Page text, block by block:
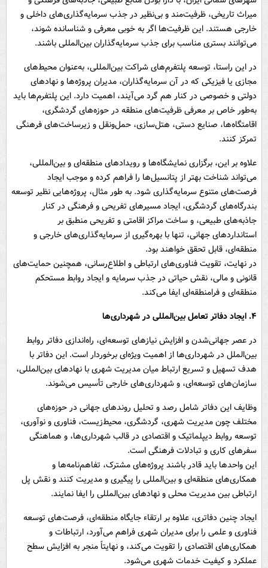
میراث تاریخی، ظرفیت‌مند و بی‌نظیر در جذب سرمایه‌گذاری‌های داخلی و
خارجی هستند. این ظرفیت‌ها اگر به خوبی معرفی و شناسانده شوند،
می‌توانند بستری مناسب برای جذب سرمایه‌گذاران بین‌المللی باشند.
در این راستا، توسعه پلتفرم‌های شراکت بین‌المللی، به‌عنوان محیط‌های
مجازی یا فیزیکی که در آن سرمایه‌گذاران، مدیران پروژه‌ها و نهادهای
دولتی و خصوصی در کنار هم گرد می‌آیند، اهمیت دارد. این پلتفرم‌ها باید
به‌طور خاص بر معرفی ظرفیت‌های منطقه در حوزه‌های گردشگری،
اقامتگاه‌ها، صنایع دستی، هتل‌سازی، حمل‌ونقل و زیرساخت‌های فرهنگی
تمرکز کنند.
علاوه بر این، برگزاری نمایشگاه‌ها و رویدادهای منطقه‌ای و بین‌المللی،
می‌تواند شناخت بهتر از پتانسیل‌ها را فراهم کرده و موجب ایجاد
فرصت‌های متنوع سرمایه‌گذاری شود. به طور مثال، پروژه‌هایی نظیر توسعه
بندرگاه‌های گردشگری، ایجاد مسیرهای تفریحی و فرهنگی در کنار
جاذبه‌های طبیعی، و ساخت مراکز اقامتی و تفریحی منطبق بر
استانداردهای جهانی، تنها با بهره‌گیری از سرمایه‌گذاری‌های خارجی و
منطقه‌ای، قابل تحقق خواهند بود.
در نهایت، تقویت فناوری‌های ارتباطی و اطلاع‌رسانی، همچنین حمایت‌های
قانونی و مالی، نقش حیاتی در جذب سرمایه و ایجاد روابط مستحکم
منطقه‌ای و فرامنطقه‌ای ایفا می‌کند.
۴. ایجاد دفاتر تعامل بین‌المللی در شهرداری‌ها
در عصر جهانی‌شدن و افزایش نیازهای توسعه‌ای، راه‌اندازی دفاتر روابط
بین‌الملل در شهرداری‌ها از اهمیت ویژه‌ای برخوردار است. این دفاتر با
هدف تسهیل و تسریع ارتباط میان مدیریت شهری با نهادهای بین‌المللی،
سازمان‌های توسعه‌ای، و شهرداری‌های خارجی تأسیس می‌شوند.
وظایف این دفاتر شامل رصد و تحلیل روندهای جهانی در حوزه‌های
مختلف چون مدیریت شهری، گردشگری، محیط‌زیست، فناوری و نوآوری،
توسعه روابط دیپلماتیک و اقتصادی در قالب شهرداری‌ها، و هماهنگی
سفرهای کاری و تبادلات فرهنگی است.
این واحدها باید قادر باشند پروژه‌های مشترک، تفاهم‌نامه‌ها و
همکاری‌های منطقه‌ای و بین‌المللی را پیگیری و مدیریت کنند و نقش پل
ارتباطی بین مدیریت محلی و نهادهای بین‌المللی را ایفا نمایند.
ایجاد چنین دفاتری، علاوه بر ارتقاء جایگاه منطقه‌ای، فرصت‌های توسعه
فناوری و علمی را برای مدیران شهری فراهم می‌آورد، ارتباطات و
همکاری‌های اقتصادی را تقویت می‌کند، و نهایتاً منجر به افزایش سطح
عملکرد و کیفیت خدمات شهری می‌شود.